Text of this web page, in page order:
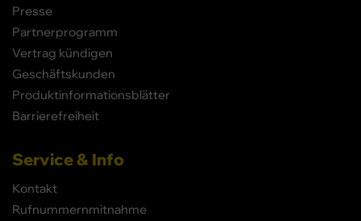
Presse
Partnerprogramm
Vertrag kündigen
Geschäftskunden
Produktinformationsblätter
Barrierefreiheit
Service & Info
Kontakt
Rufnummernmitnahme